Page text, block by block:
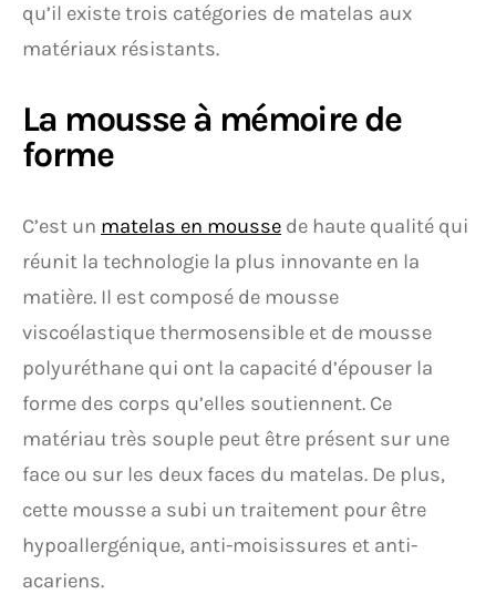
qu’il existe trois catégories de matelas aux
matériaux résistants.
La mousse à mémoire de
forme
C’est un matelas en mousse de haute qualité qui
réunit la technologie la plus innovante en la
matière. Il est composé de mousse
viscoélastique thermosensible et de mousse
polyuréthane qui ont la capacité d’épouser la
forme des corps qu’elles soutiennent. Ce
matériau très souple peut être présent sur une
face ou sur les deux faces du matelas. De plus,
cette mousse a subi un traitement pour être
hypoallergénique, anti-moisissures et anti-
acariens.